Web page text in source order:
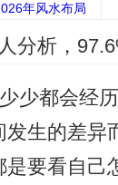
年风水布局
人分析，
少都会经
发生的差异
要看自己